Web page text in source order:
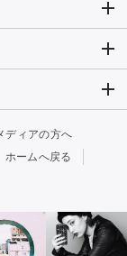
ディアの方へ
ホームへ戻る